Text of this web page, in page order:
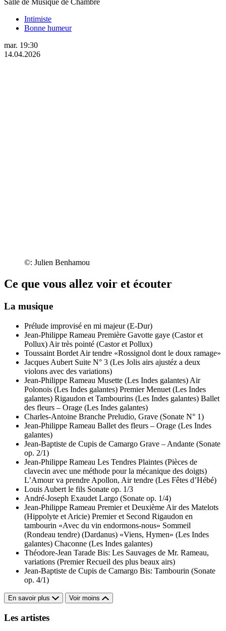
Intimiste
Bonne humeur
mar. 19:30
14.04.2026
©: Julien Benhamou
Ce que vous allez voir et écouter
La musique
Prélude improvisé en mi majeur (E-Dur)
Jean-Philippe Rameau Première Gavotte gaye (Castor et
Pollux) Air très pointé (Castor et Pollux)
Toussaint Bordet Air tendre «Rossignol dont le doux ramage»
Jacques Aubert Suite N° 3 (Les Jolis airs ajustéz a deux
violons avec des variations)
Jean-Philippe Rameau Musette (Les Indes galantes) Air
Polonois (Les Indes galantes) Premier Menuet (Les Indes
galantes) Rigaudon et Tambourins (Les Indes galantes) Ballet
des fleurs – Orage (Les Indes galantes)
Charles-Antoine Branche Preludio, Grave (Sonate N° 1)
Jean-Philippe Rameau Ballet des fleurs – Orage (Les Indes
galantes)
Jean-Baptiste de Cupis de Camargo Grave – Andante (Sonate
op. 2/1)
Jean-Philippe Rameau Les Tendres Plaintes (Pièces de
clavecin avec une méthode pour la mécanique des doigts)
L’Amour va prendre Apollon, Air tendre (Les Fêtes d’Hébé)
Louis Aubert le fils Sonate op. 1/3
André-Joseph Exaudet Largo (Sonate op. 1/4)
Jean-Philippe Rameau Premier et Deuxième Air des Matelots
(Hippolyte et Aricie) Premier et Second Rigaudon en
tambourin «Avec du vin endormons-nous» Sommeil
(Rondeau tendre) (Dardanus) «Viens, Hymen» (Les Indes
galantes) Chaconne (Les Indes galantes)
Théodore-Jean Tarade Bis: Les Sauvages de Mr. Rameau,
variations (Premier Recueil des plus beaux airs)
Jean-Baptiste de Cupis de Camargo Bis: Tambourin (Sonate
op. 4/1)
En savoir plus Voir moins
Les artistes